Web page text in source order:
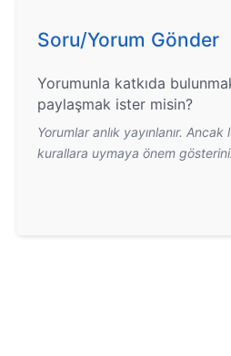
Soru/Yorum Gönder
Yorumunla katkıda
paylaşmak ister misin?
Yorumlar anlık yayınlanır.
kurallara uymaya önem